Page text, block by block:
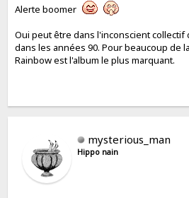
Alerte boomer
Oui peut être dans l'inconscient collectif
dans les années 90. Pour beaucoup de
Rainbow est l'album le plus marquant.
mysterious_man
Hippo nain